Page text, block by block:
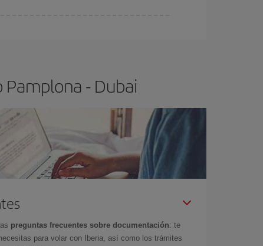
- Dubai
preguntas frecuentes sobre documentación: te
para volar con Iberia, así como los trámites